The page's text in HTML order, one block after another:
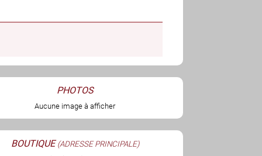
PHOTOS
Aucune image à afficher
BOUTIQUE (ADRESSE PRINCIPALE)